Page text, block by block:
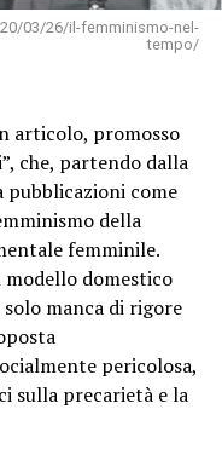
03/26/il-femminismo-nel-
tempo/
articolo, promosso
che, partendo dalla
pubblicazioni come
della
femminile.
modello domestico
manca di rigore
pericolosa,
sulla precarietà e la